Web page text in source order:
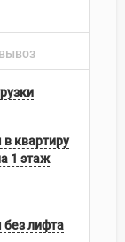
квартиру
1 этаж
лифта